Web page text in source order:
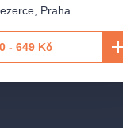
Praha
- 649 Kč